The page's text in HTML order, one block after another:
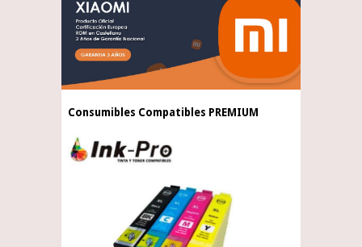
Consumibles Compatibles PREMIUM